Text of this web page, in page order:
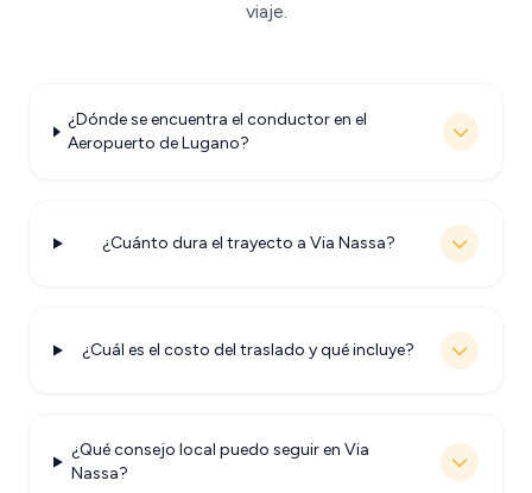
viaje.
¿Dónde se encuentra el conductor en el
Aeropuerto de Lugano?
¿Cuánto dura el trayecto a Via Nassa?
¿Cuál es el costo del traslado y qué incluye?
¿Qué consejo local puedo seguir en Via
Nassa?